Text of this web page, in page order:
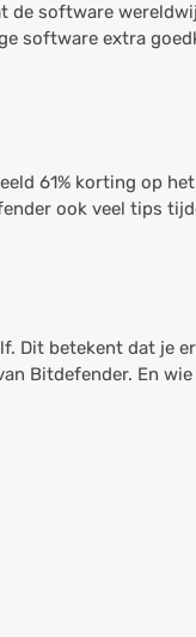
de software
software extra
61% korting op
ook veel tips
Dit betekent dat je
Bitdefender. En